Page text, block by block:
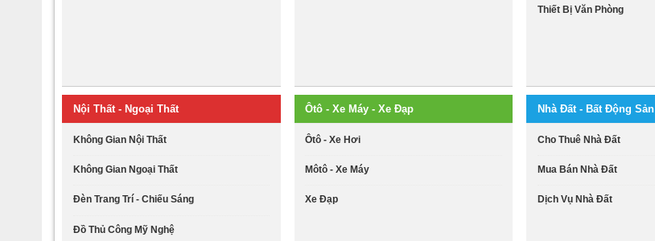
Thiết Bị Văn Phòng
Nội Thất - Ngoại Thất
Không Gian Nội Thất
Không Gian Ngoại Thất
Đèn Trang Trí - Chiếu Sáng
Đồ Thủ Công Mỹ Nghệ
Ôtô - Xe Máy - Xe Đạp
Ôtô - Xe Hơi
Môtô - Xe Máy
Xe Đạp
Nhà Đất - Bất Động Sản
Cho Thuê Nhà Đất
Mua Bán Nhà Đất
Dịch Vụ Nhà Đất